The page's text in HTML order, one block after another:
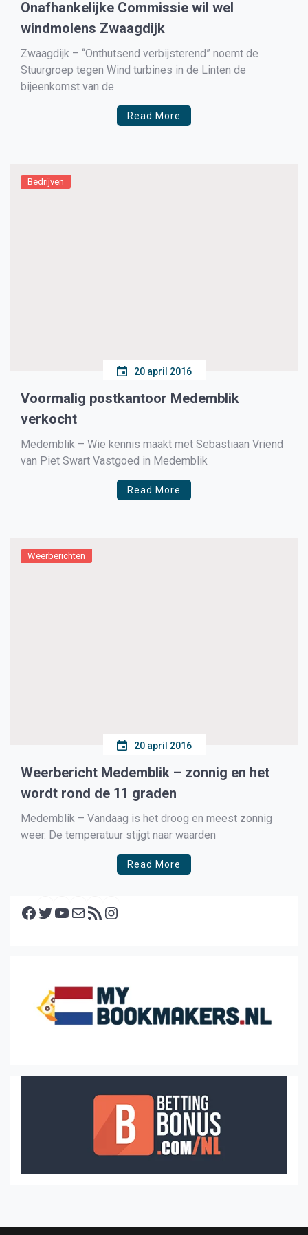
Onafhankelijke Commissie wil wel
windmolens Zwaagdijk
Zwaagdijk – “Onthutsend verbijsterend” noemt de
Stuurgroep tegen Wind turbines in de Linten de
bijeenkomst van de
Read More
Bedrijven
20 april 2016
Voormalig postkantoor Medemblik
verkocht
Medemblik – Wie kennis maakt met Sebastiaan Vriend
van Piet Swart Vastgoed in Medemblik
Read More
Weerberichten
20 april 2016
Weerbericht Medemblik – zonnig en het
wordt rond de 11 graden
Medemblik – Vandaag is het droog en meest zonnig
weer. De temperatuur stijgt naar waarden
Read More
Facebook Twitter YouTube E-mail RSS feed